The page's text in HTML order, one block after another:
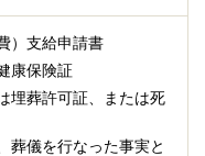
）支給申請書
康保険証
埋葬許可証、または死
葬儀を行なった事実と